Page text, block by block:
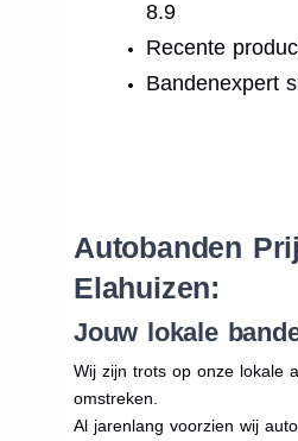
8.9
Recente
Bandenexpert
Autobanden
Elahuizen:
Jouw lokale
Wij zijn trots op onze lokale
omstreken.
Al jarenlang voorzien wij